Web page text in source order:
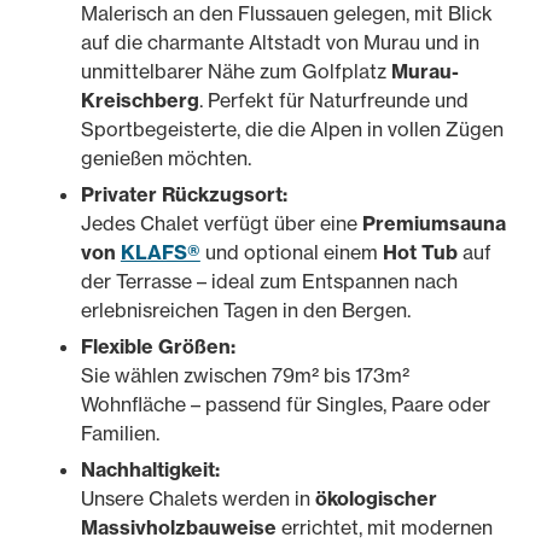
Malerisch an den Flussauen gelegen, mit Blick
auf die charmante Altstadt von Murau und in
unmittelbarer Nähe zum Golfplatz Murau-
Kreischberg. Perfekt für Naturfreunde und
Sportbegeisterte, die die Alpen in vollen Zügen
genießen möchten.
Privater Rückzugsort:
Jedes Chalet verfügt über einePremiumsauna
von KLAFS® und optional einem Hot Tubauf
der Terrasse – ideal zum Entspannen nach
erlebnisreichen Tagen in den Bergen.
Flexible Größen:
Sie wählen zwischen 79m² bis 173m²
Wohnfläche – passend für Singles, Paare oder
Familien.
Nachhaltigkeit:
Unsere Chalets werden in ökologischer
Massivholzbauweise errichtet, mit modernen